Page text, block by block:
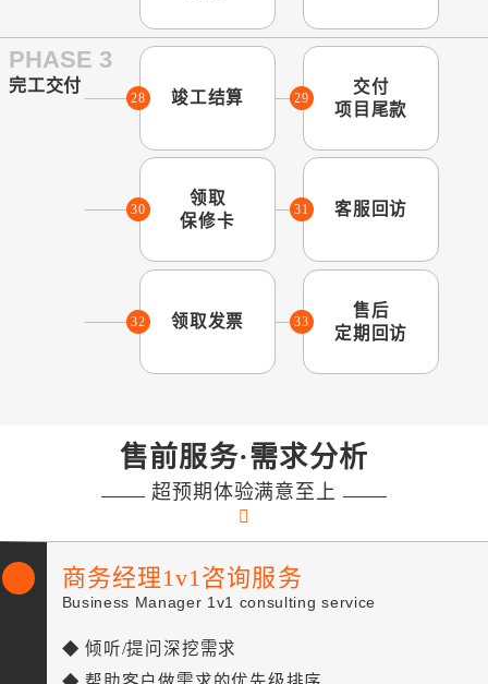
PHASE 3
完工交付
28 竣工结算 29
交付
项目尾款
30
领取
保修卡
31 客服回访
32 领取发票 33
售后
定期回访
售前服务·需求分析
超预期体验满意至上
商务经理1v1咨询服务
Business Manager 1v1 consulting service
◆ 倾听/提问深挖需求